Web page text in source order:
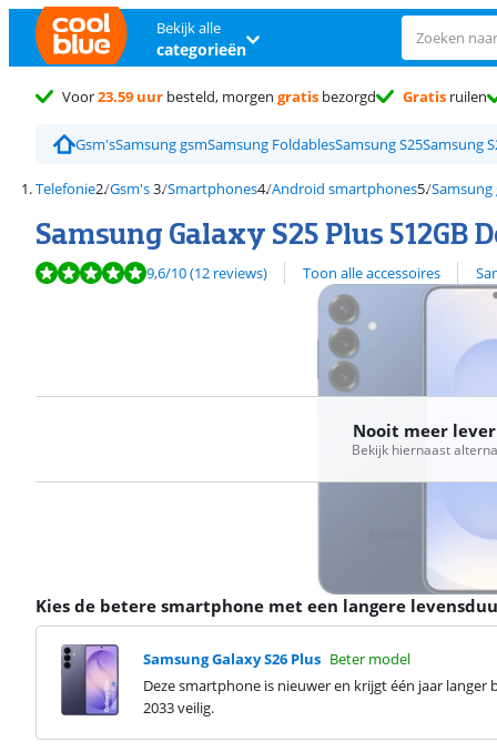
Bekijk alle
categorieën
Voor23.59 uur besteld, morgen gratis bezorgd Gratis ruilen
Gsm'sSamsung gsmSamsung FoldablesSamsung S25Samsung
Telefonie Gsm's Smartphones Android smartphones Samsung
Samsung Galaxy S25 Plus 512GB
Beoordeling is 9,6 van de 10, gebaseerd op 12 reviews.
9,6/10(12 reviews) Toon alle accessoires
Bekijk alle
Nooit meer
Bekijk hiernaast
Kies de betere smartphone met een langere
Samsung Galaxy S26 Plus Beter model
Deze smartphone is nieuwer en krijgt één jaar
2033 veilig.